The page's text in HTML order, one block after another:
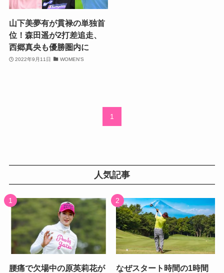
山下美夢有が貫禄の単独首
位！森田遥が2打差追走、
西郷真央も優勝圏内に
2022年9月11日 WOMEN'S
1
人気記事
腰痛で欠場中の原英莉花が
なぜスタート時間の1時間